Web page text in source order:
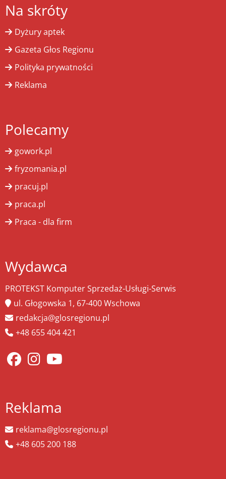
Na skróty
Dyżury aptek
Gazeta Głos Regionu
Polityka prywatności
Reklama
Polecamy
gowork.pl
fryzomania.pl
pracuj.pl
praca.pl
Praca - dla firm
Wydawca
PROTEKST Komputer Sprzedaż-Usługi-Serwis
ul. Głogowska 1, 67-400 Wschowa
redakcja@glosregionu.pl
+48 655 404 421
Reklama
reklama@glosregionu.pl
+48 605 200 188